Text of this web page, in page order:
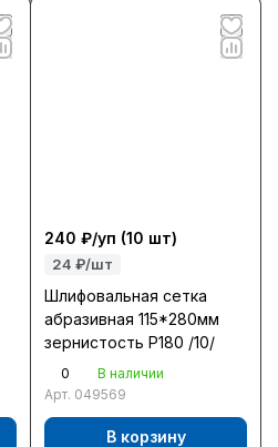
240 ₽/уп (10 шт)
24 ₽/шт
Шлифовальная сетка
абразивная 115*280мм
зернистость Р180 /10/
0
В наличии
Арт. 049569
В корзину